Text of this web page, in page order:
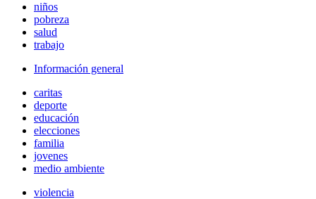
niños
pobreza
salud
trabajo
Información general
caritas
deporte
educación
elecciones
familia
jovenes
medio ambiente
violencia